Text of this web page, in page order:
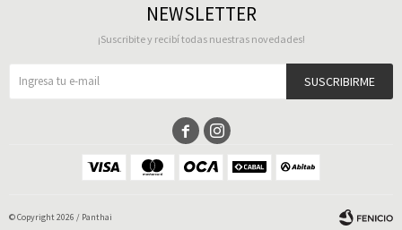
NEWSLETTER
¡Suscribite y recibí todas nuestras novedades!
SUSCRIBIRME
 
© Copyright 2026 / Panthai